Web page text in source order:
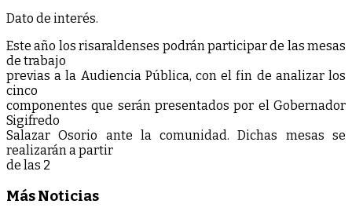
Dato de interés.
Este año los risaraldenses podrán participar de las mesas
de trabajo
previas a la Audiencia Pública, con el fin de analizar los
cinco
componentes que serán presentados por el Gobernador
Sigifredo
Salazar Osorio ante la comunidad. Dichas mesas se
realizarán a partir
de las 2
Más Noticias